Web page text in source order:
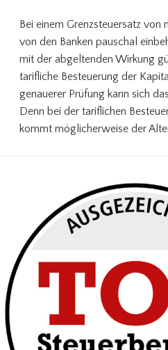
Bei einem Grenzsteuersatz von
von den Banken pauschal
mit der abgeltenden Wirkung
tarifliche Besteuerung der
genauerer Prüfung kann sich
Denn bei der tariflichen
kommt möglicherweise der